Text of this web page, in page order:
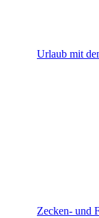
Urlaub mit
Zecken- und